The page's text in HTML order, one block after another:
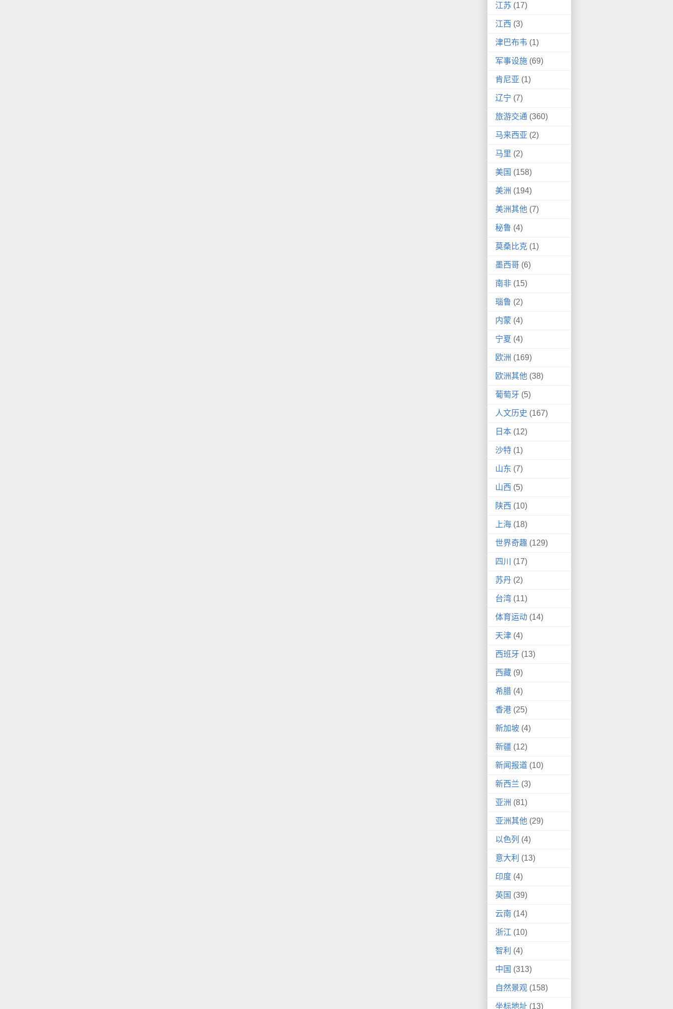
江苏 (17)
江西 (3)
津巴布韦 (1)
军事设施 (69)
肯尼亚 (1)
辽宁 (7)
旅游交通 (360)
马来西亚 (2)
马里 (2)
美国 (158)
美洲 (194)
美洲其他 (7)
秘鲁 (4)
莫桑比克 (1)
墨西哥 (6)
南非 (15)
瑙鲁 (2)
内蒙 (4)
宁夏 (4)
欧洲 (169)
欧洲其他 (38)
葡萄牙 (5)
人文历史 (167)
日本 (12)
沙特 (1)
山东 (7)
山西 (5)
陕西 (10)
上海 (18)
世界奇趣 (129)
四川 (17)
苏丹 (2)
台湾 (11)
体育运动 (14)
天津 (4)
西班牙 (13)
西藏 (9)
希腊 (4)
香港 (25)
新加坡 (4)
新疆 (12)
新闻报道 (10)
新西兰 (3)
亚洲 (81)
亚洲其他 (29)
以色列 (4)
意大利 (13)
印度 (4)
英国 (39)
云南 (14)
浙江 (10)
智利 (4)
中国 (313)
自然景观 (158)
坐标地址 (13)